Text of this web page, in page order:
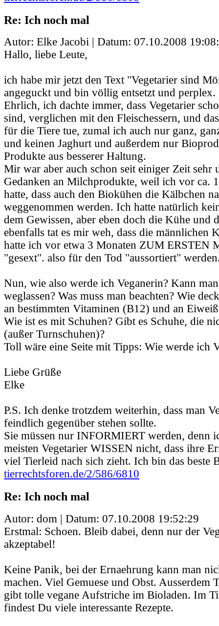
Re: Ich noch mal
Autor: Elke Jacobi | Datum: 07.10.2008
Hallo, liebe Leute,
ich habe mir jetzt den Text "Vegetarier sind
angeguckt und bin völlig entsetzt und perplex.
Ehrlich, ich dachte immer, dass Vegetarier
sind, verglichen mit den Fleischessern, und
für die Tiere tue, zumal ich auch nur ganz,
und keinen Jaghurt und außerdem nur
Produkte aus besserer Haltung.
Mir war aber auch schon seit einiger Zeit sehr
Gedanken an Milchprodukte, weil ich vor ca.
hatte, dass auch den Biokühen die Kälbchen
weggenommen werden. Ich hatte natürlich
dem Gewissen, aber eben doch die Kühe und
ebenfalls tat es mir weh, dass die männlichen
hatte ich vor etwa 3 Monaten ZUM ERSTEN
"gesext". also für den Tod "aussortiert"
Nun, wie also werde ich Veganerin? Kann
weglassen? Was muss man beachten? Wie
an bestimmten Vitaminen (B12) und an
Wie ist es mit Schuhen? Gibt es Schuhe, die
(außer Turnschuhen)?
Toll wäre eine Seite mit Tipps: Wie werde ich
Liebe Grüße
Elke
P.S. Ich denke trotzdem weiterhin, dass man
feindlich gegenüber stehen sollte.
Sie müssen nur INFORMIERT werden, denn
meisten Vegetarier WISSEN nicht, dass ihre
viel Tierleid nach sich zieht. Ich bin das beste
tierrechtsforen.de/2/586/6810
Re: Ich noch mal
Autor: dom | Datum: 07.10.2008 19:52:29
Erstmal: Schoen. Bleib dabei, denn nur der
akzeptabel!
Keine Panik, bei der Ernaehrung kann man
machen. Viel Gemuese und Obst. Ausserdem
gibt tolle vegane Aufstriche im Bioladen. Im
findest Du viele interessante Rezepte.